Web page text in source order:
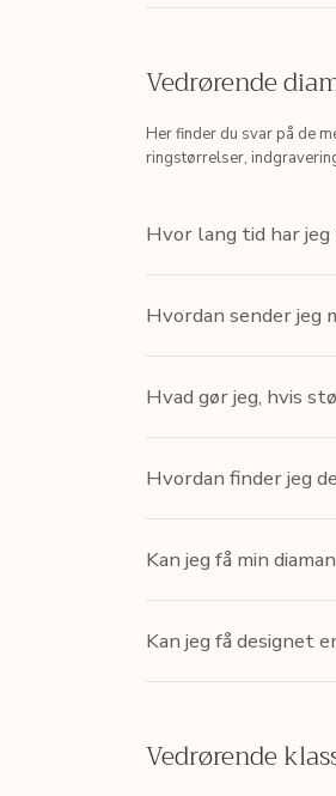
Vedrørende
Her finder du svar på de
ringstørrelser,
Hvor lang tid har
Hvordan sender jeg
Hvad gør jeg, hvis
Hvordan finder jeg
Kan jeg få min
Kan jeg få designet
Vedrørende